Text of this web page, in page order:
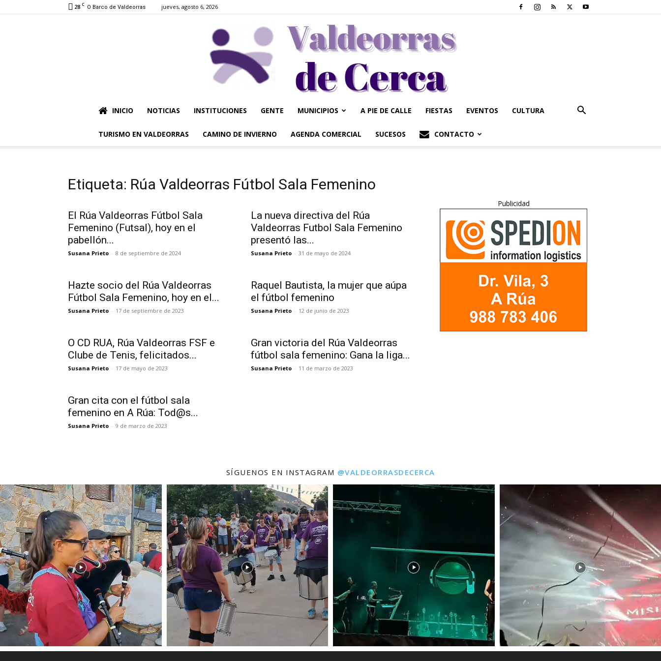
28 C O Barco de Valdeorras jueves, agosto 6, 2026
Valdeorrasdecerca
INICIO NOTICIAS INSTITUCIONES GENTE MUNICIPIOS A PIE DE CALLE FIESTAS EVENTOS CULTURA
TURISMO EN VALDEORRAS CAMINO DE INVIERNO AGENDA COMERCIAL SUCESOS CONTACTO
Etiqueta: Rúa Valdeorras Fútbol Sala Femenino
El Rúa Valdeorras Fútbol Sala
Femenino (Futsal), hoy en el
pabellón...
Susana Prieto - 8 de septiembre de 2024
La nueva directiva del Rúa
Valdeorras Futbol Sala Femenino
presentó las...
Susana Prieto - 31 de mayo de 2024
Hazte socio del Rúa Valdeorras
Fútbol Sala Femenino, hoy en el...
Susana Prieto - 17 de septiembre de 2023
Raquel Bautista, la mujer que aúpa
el fútbol femenino
Susana Prieto - 12 de junio de 2023
O CD RUA, Rúa Valdeorras FSF e
Clube de Tenis, felicitados...
Susana Prieto - 17 de mayo de 2023
Gran victoria del Rúa Valdeorras
fútbol sala femenino: Gana la liga...
Susana Prieto - 11 de marzo de 2023
Gran cita con el fútbol sala
femenino en A Rúa: Tod@s...
Susana Prieto - 9 de marzo de 2023
Publicidad
SÍGUENOS EN INSTAGRAM @VALDEORRASDECERCA